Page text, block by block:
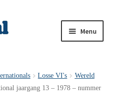
Menu
Losse VI's
Wereld
jaargang 13 – 1978 – nummer